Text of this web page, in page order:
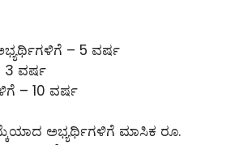
– 5 ವರ್ಷ
3 ವರ್ಷ
– 10 ವರ್ಷ
ಅಭ್ಯರ್ಥಿಗಳಿಗೆ ಮಾಸಿಕ ರೂ.